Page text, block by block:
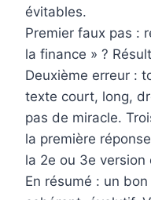
évitables.
Premier faux pas :
la finance » ?
Deuxième erreur :
texte court, long,
pas de miracle.
la première
la 2e ou 3e version
En résumé : un